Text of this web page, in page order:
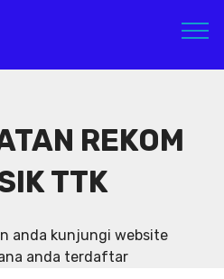
REKOM
TTK
anda kunjungi website
anda terdaftar